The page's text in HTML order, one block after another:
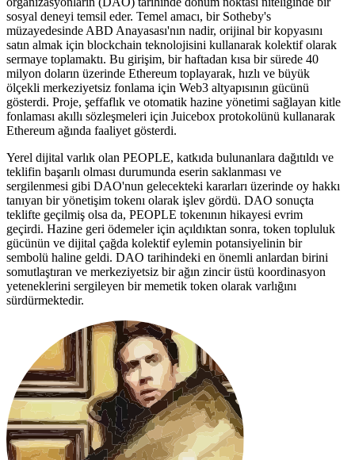
sosyal deneyi temsil eder. Temel amacı, bir Sotheby's
müzayedesinde ABD Anayasası'nın nadir, orijinal bir kopyasını
satın almak için blockchain teknolojisini kullanarak kolektif olarak
sermaye toplamaktı. Bu girişim, bir haftadan kısa bir sürede 40
milyon doların üzerinde Ethereum toplayarak, hızlı ve büyük
ölçekli merkeziyetsiz fonlama için Web3 altyapısının gücünü
gösterdi. Proje, şeffaflık ve otomatik hazine yönetimi sağlayan kitle
fonlaması akıllı sözleşmeleri için Juicebox protokolünü kullanarak
Ethereum ağında faaliyet gösterdi.
Yerel dijital varlık olan PEOPLE, katkıda bulunanlara dağıtıldı ve
teklifin başarılı olması durumunda eserin saklanması ve
sergilenmesi gibi DAO'nun gelecekteki kararları üzerinde oy hakkı
tanıyan bir yönetişim tokenı olarak işlev gördü. DAO sonuçta
teklifte geçilmiş olsa da, PEOPLE tokenının hikayesi evrim
geçirdi. Hazine geri ödemeler için açıldıktan sonra, token topluluk
gücünün ve dijital çağda kolektif eylemin potansiyelinin bir
sembolü haline geldi. DAO tarihindeki en önemli anlardan birini
somutlaştıran ve merkeziyetsiz bir ağın zincir üstü koordinasyon
yeteneklerini sergileyen bir memetik token olarak varlığını
sürdürmektedir.